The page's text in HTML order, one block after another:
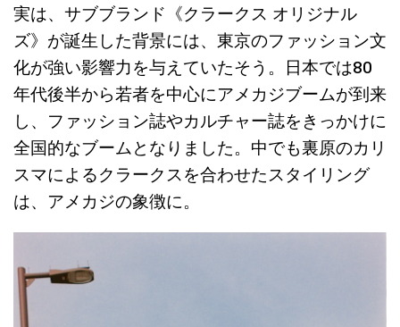
実は、サブブランド《クラークス オリジナル
ズ》が誕生した背景には、東京のファッション文
化が強い影響力を与えていたそう。日本では80
年代後半から若者を中心にアメカジブームが到来
し、ファッション誌やカルチャー誌をきっかけに
全国的なブームとなりました。中でも裏原のカリ
スマによるクラークスを合わせたスタイリング
は、アメカジの象徴に。